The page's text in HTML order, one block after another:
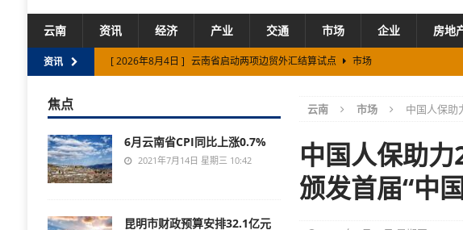
云南 资讯 经济 产业 交通 市场 企业 房地
资讯 [ 2026年8月4日 ] 云南省启动两项边贸外汇结算试点
市场
[ 2026年8月2日 ] 云南省实施“人工智能+制造”专项行动
市场
[ 2026年7月31日 ] 云南省养老服务事业产业规模扩大、业态创新、融合加速
[ 2026年8月5日 ]
市场
云南 市场 中国人保助
中国人保助
颁发首届“中
焦点
6月云南省CPI同比上涨0.7%
2021年7月14日 星期三 10:42
昆明市财政预算安排32.1亿元